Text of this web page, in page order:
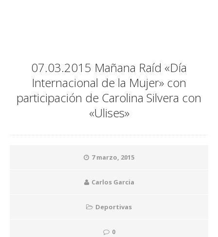
07.03.2015 Mañana Raíd «Día
Internacional de la Mujer» con
participación de Carolina Silvera con
«Ulises»
7 marzo, 2015
Carlos Garcia
Deportivas
0